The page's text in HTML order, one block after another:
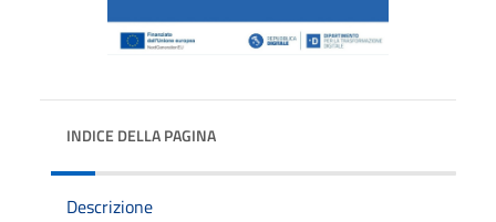
INDICE DELLA PAGINA
Descrizione